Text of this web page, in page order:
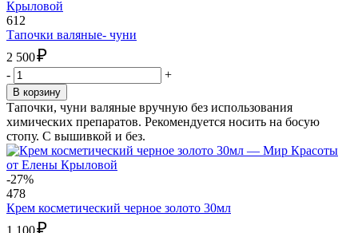
612
Тапочки валяные- чуни
2 500₽
- +
В корзину
Тапочки, чуни валяные вручную без использования
химических препаратов. Рекомендуется носить на босую
стопу. С вышивкой и без.
-27%
478
Крем косметический черное золото 30мл
1 100₽